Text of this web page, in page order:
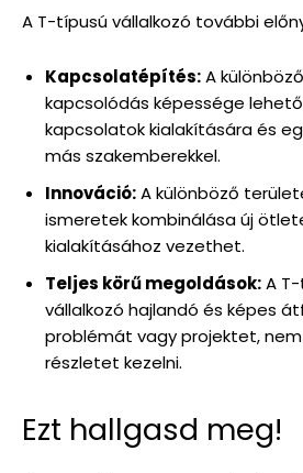
A T-típusú vállalkozó további
Kapcsolatépítés:A
kapcsolódás képessége
kapcsolatok kialakítására és
más szakemberekkel.
Innováció:A különböző
ismeretek kombinálása új
kialakításához vezethet.
Teljes körű megoldások:A
vállalkozó hajlandó és képes
problémát vagy projektet,
részletet kezelni.
Ezt hallgasd meg!